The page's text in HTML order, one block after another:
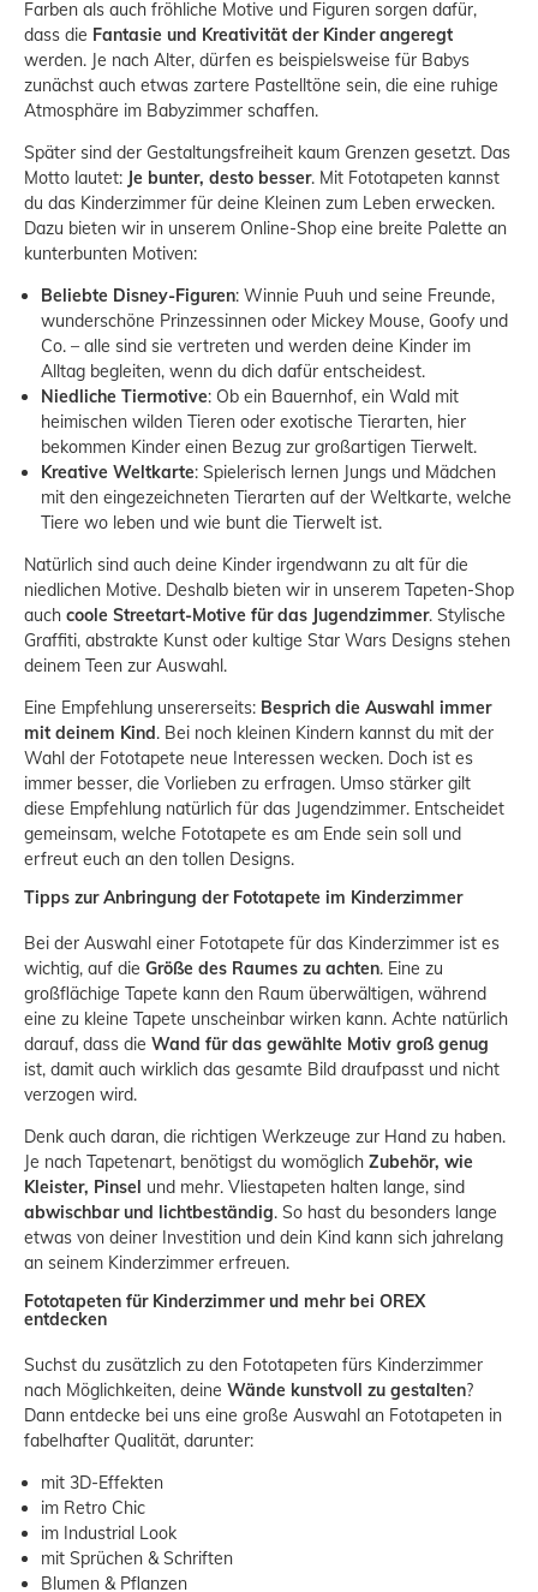
Farben als auch fröhliche Motive und Figuren sorgen dafür,
dass die Fantasie und Kreativität der Kinder angeregt
werden. Je nach Alter, dürfen es beispielsweise für Babys
zunächst auch etwas zartere Pastelltöne sein, die eine ruhige
Atmosphäre im Babyzimmer schaffen.
Später sind der Gestaltungsfreiheit kaum Grenzen gesetzt. Das
Motto lautet: Je bunter, desto besser. Mit Fototapeten kannst
du das Kinderzimmer für deine Kleinen zum Leben erwecken.
Dazu bieten wir in unserem Online-Shop eine breite Palette an
kunterbunten Motiven:
Beliebte Disney-Figuren: Winnie Puuh und seine Freunde,
wunderschöne Prinzessinnen oder Mickey Mouse, Goofy und
Co. – alle sind sie vertreten und werden deine Kinder im
Alltag begleiten, wenn du dich dafür entscheidest.
Niedliche Tiermotive: Ob ein Bauernhof, ein Wald mit
heimischen wilden Tieren oder exotische Tierarten, hier
bekommen Kinder einen Bezug zur großartigen Tierwelt.
Kreative Weltkarte: Spielerisch lernen Jungs und Mädchen
mit den eingezeichneten Tierarten auf der Weltkarte, welche
Tiere wo leben und wie bunt die Tierwelt ist.
Natürlich sind auch deine Kinder irgendwann zu alt für die
niedlichen Motive. Deshalb bieten wir in unserem Tapeten-Shop
auch coole Streetart-Motive für das Jugendzimmer. Stylische
Graffiti, abstrakte Kunst oder kultige Star Wars Designs stehen
deinem Teen zur Auswahl.
Eine Empfehlung unsererseits: Besprich die Auswahl immer
mit deinem Kind. Bei noch kleinen Kindern kannst du mit der
Wahl der Fototapete neue Interessen wecken. Doch ist es
immer besser, die Vorlieben zu erfragen. Umso stärker gilt
diese Empfehlung natürlich für das Jugendzimmer. Entscheidet
gemeinsam, welche Fototapete es am Ende sein soll und
erfreut euch an den tollen Designs.
Tipps zur Anbringung der Fototapete im Kinderzimmer
Bei der Auswahl einer Fototapete für das Kinderzimmer ist es
wichtig, auf die Größe des Raumes zu achten. Eine zu
großflächige Tapete kann den Raum überwältigen, während
eine zu kleine Tapete unscheinbar wirken kann. Achte natürlich
darauf, dass die Wand für das gewählte Motiv groß genug
ist, damit auch wirklich das gesamte Bild draufpasst und nicht
verzogen wird.
Denk auch daran, die richtigen Werkzeuge zur Hand zu haben.
Je nach Tapetenart, benötigst du womöglich Zubehör, wie
Kleister, Pinsel und mehr. Vliestapeten halten lange, sind
abwischbar und lichtbeständig. So hast du besonders lange
etwas von deiner Investition und dein Kind kann sich jahrelang
an seinem Kinderzimmer erfreuen.
Fototapeten für Kinderzimmer und mehr bei OREX
entdecken
Suchst du zusätzlich zu den Fototapeten fürs Kinderzimmer
nach Möglichkeiten, deine Wände kunstvoll zu gestalten?
Dann entdecke bei uns eine große Auswahl an Fototapeten in
fabelhafter Qualität, darunter:
mit 3D-Effekten
im Retro Chic
im Industrial Look
mit Sprüchen & Schriften
Blumen & Pflanzen